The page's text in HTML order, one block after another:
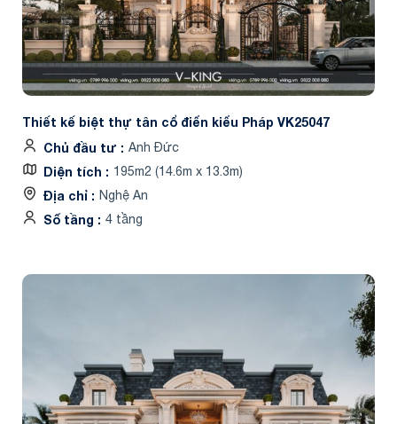
Thiết kế biệt thự tân cổ điển kiểu Pháp VK25047
Chủ đầu tư
Anh Đức
Diện tích 195m2 (14.6m x 13.3m)
Địa chỉ Nghệ An
Số tầng 4 tầng